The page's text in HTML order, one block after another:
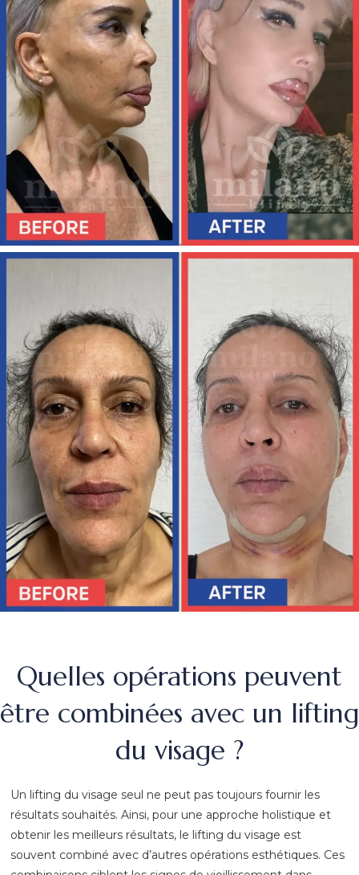
Quelles opérations peuvent
être combinées avec un lifting
du visage ?
Un lifting du visage seul ne peut pas toujours fournir les
résultats souhaités. Ainsi, pour une approche holistique et
obtenir les meilleurs résultats, le lifting du visage est
souvent combiné avec d’autres opérations esthétiques. Ces